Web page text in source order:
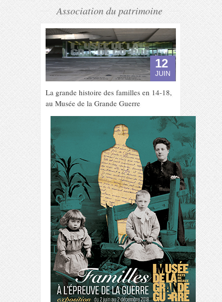
Association du patrimoine
12
JUIN
La grande histoire des familles en 14-18,
au Musée de la Grande Guerre